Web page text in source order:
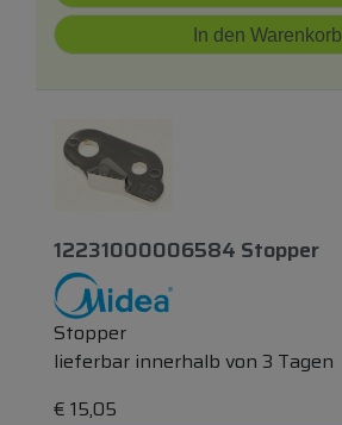
In den Warenkorb
12231000006584 Stopper
Stopper
lieferbar innerhalb von 3 Tagen
€ 15,05